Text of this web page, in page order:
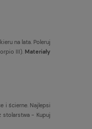
na lata. Poleruj
III). Materiały
i ścierne. Najlepsi
stolarstwa - Kupuj